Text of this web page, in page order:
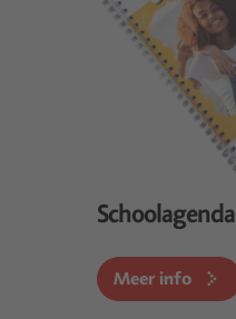
Schoolagenda
Meer info